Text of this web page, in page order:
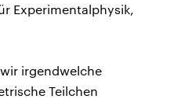
Experimentalphysik,
irgendwelche
Teilchen